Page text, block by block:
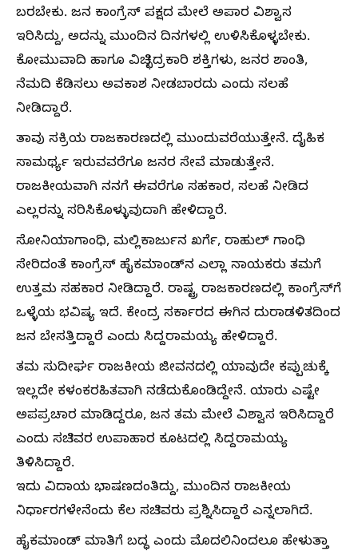
ಬರಬೇಕು. ಜನ ಕಾಂಗ್ರೆಸ್‌‍ ಪಕ್ಷದ ಮೇಲೆ ಅಪಾರ ವಿಶ್ವಾಸ
ಇರಿಸಿದ್ದು, ಅದನ್ನು ಮುಂದಿನ ದಿನಗಳಲ್ಲಿ ಉಳಿಸಿಕೊಳ್ಳಬೇಕು.
ಕೋಮುವಾದಿ ಹಾಗೂ ವಿಚ್ಛಿದ್ರಕಾರಿ ಶಕ್ತಿಗಳು, ಜನರ ಶಾಂತಿ,
ನೆಮದಿ ಕೆಡಿಸಲು ಅವಕಾಶ ನೀಡಬಾರದು ಎಂದು ಸಲಹೆ
ನೀಡಿದ್ದಾರೆ.
ತಾವು ಸಕ್ರಿಯ ರಾಜಕಾರಣದಲ್ಲಿ ಮುಂದುವರೆಯುತ್ತೇನೆ. ದೈಹಿಕ
ಸಾಮರ್ಥ್ಯ ಇರುವವರೆಗೂ ಜನರ ಸೇವೆ ಮಾಡುತ್ತೇನೆ.
ರಾಜಕೀಯವಾಗಿ ನನಗೆ ಈವರೆಗೂ ಸಹಕಾರ, ಸಲಹೆ ನೀಡಿದ
ಎಲ್ಲರನ್ನು ಸರಿಸಿಕೊಳ್ಳುವುದಾಗಿ ಹೇಳಿದ್ದಾರೆ.
ಸೋನಿಯಾಗಾಂಧಿ, ಮಲ್ಲಿಕಾರ್ಜುನ ಖರ್ಗೆ, ರಾಹುಲ್‌ ಗಾಂಧಿ
ಸೇರಿದಂತೆ ಕಾಂಗ್ರೆಸ್‌‍ ಹೈಕಮಾಂಡ್‌ನ ಎಲ್ಲಾ ನಾಯಕರು ತಮಗೆ
ಉತ್ತಮ ಸಹಕಾರ ನೀಡಿದ್ದಾರೆ. ರಾಷ್ಟ್ರ ರಾಜಕಾರಣದಲ್ಲಿ ಕಾಂಗ್ರೆಸ್‌‍ಗೆ
ಒಳ್ಳೆಯ ಭವಿಷ್ಯ ಇದೆ. ಕೇಂದ್ರ ಸರ್ಕಾರದ ಈಗಿನ ದುರಾಡಳಿತದಿಂದ
ಜನ ಬೇಸತ್ತಿದ್ದಾರೆ ಎಂದು ಸಿದ್ದರಾಮಯ್ಯ ಹೇಳಿದ್ದಾರೆ.
ತಮ ಸುದೀರ್ಘ ರಾಜಕೀಯ ಜೀವನದಲ್ಲಿ ಯಾವುದೇ ಕಪ್ಪುಚುಕ್ಕೆ
ಇಲ್ಲದೇ ಕಳಂಕರಹಿತವಾಗಿ ನಡೆದುಕೊಂಡಿದ್ದೇನೆ. ಯಾರು ಎಷ್ಟೇ
ಅಪಪ್ರಚಾರ ಮಾಡಿದ್ದರೂ, ಜನ ತಮ ಮೇಲೆ ವಿಶ್ವಾಸ ಇರಿಸಿದ್ದಾರೆ
ಎಂದು ಸಚಿವರ ಉಪಾಹಾರ ಕೂಟದಲ್ಲಿ ಸಿದ್ದರಾಮಯ್ಯ
ತಿಳಿಸಿದ್ದಾರೆ.
ಇದು ವಿದಾಯ ಭಾಷಣದಂತಿದ್ದು, ಮುಂದಿನ ರಾಜಕೀಯ
ನಿರ್ಧಾರಗಳೇನೆಂದು ಕೆಲ ಸಚಿವರು ಪ್ರಶ್ನಿಸಿದ್ದಾರೆ ಎನ್ನಲಾಗಿದೆ.
ಹೈಕಮಾಂಡ್‌ ಮಾತಿಗೆ ಬದ್ಧ ಎಂದು ಮೊದಲಿನಿಂದಲೂ ಹೇಳುತ್ತಾ